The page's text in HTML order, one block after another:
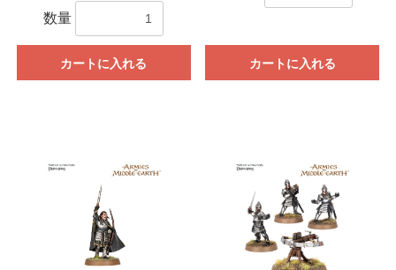
数量
カートに入れる カートに入れる